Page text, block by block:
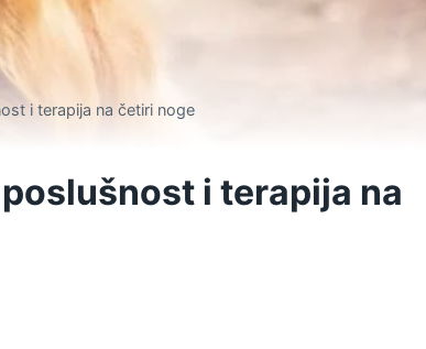
i terapija na četiri noge
i terapija na